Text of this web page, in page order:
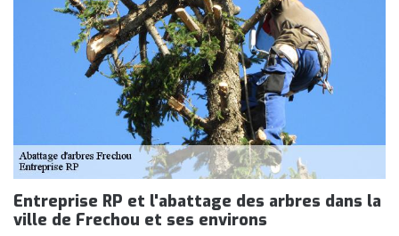
Entreprise RP et l'abattage des arbres dans la
ville de Frechou et ses environs